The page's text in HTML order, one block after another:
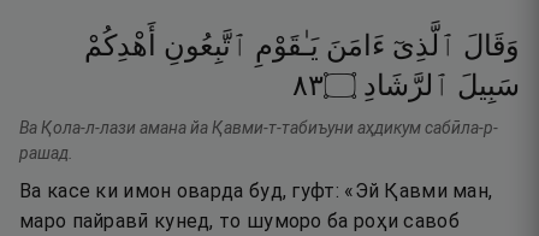
وَقَالَ ٱلَّذِىٓ ءَامَنَ يَـٰقَوْمِ ٱتَّبِعُونِ
أَهْدِكُمْ
سَبِيلَ ٱلرَّشَادِ ۝٣٨
Ва Қола-л-лази амана йа Қавми-т-табиъуни аҳдикум сабӣла-р-
рашад.
Ва касе ки имон оварда буд, гуфт: «Эй Қавми ман,
маро пайравӣ кунед, то шуморо ба роҳи савоб